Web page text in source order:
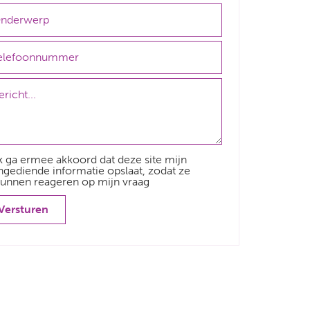
ga ermee akkoord dat deze site mijn
informatie opslaat, zodat ze
reageren op mijn vraag